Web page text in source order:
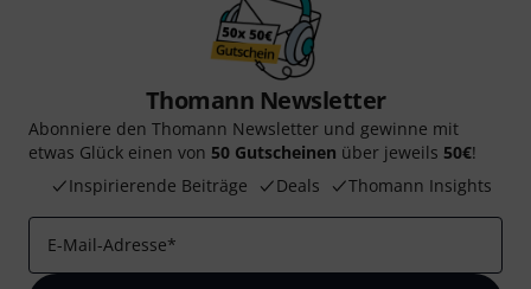
Thomann Newsletter
Abonniere den Thomann Newsletter und gewinne mit
etwas Glück einen von 50 Gutscheinen über jeweils 50€!
Inspirierende Beiträge
Deals Thomann Insights
E-Mail-Adresse*